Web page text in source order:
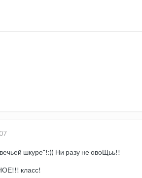
шкуре"!:)) Ни разу не овоЩьь!!
класс!